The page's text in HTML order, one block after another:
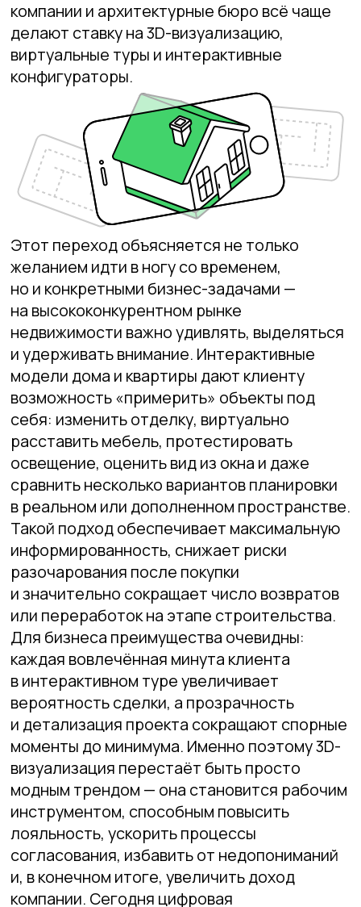
Этот переход объясняется не только
желанием идти в ногу со временем,
но и конкретными бизнес-задачами —
на высококонкурентном рынке
недвижимости важно удивлять, выделяться
и удерживать внимание. Интерактивные
модели дома и квартиры дают клиенту
возможность «примерить» объекты под
себя: изменить отделку, виртуально
расставить мебель, протестировать
освещение, оценить вид из окна и даже
сравнить несколько вариантов планировки
в реальном или дополненном пространстве.
Такой подход обеспечивает максимальную
информированность, снижает риски
разочарования после покупки
и значительно сокращает число возвратов
или переработок на этапе строительства.
Для бизнеса преимущества очевидны:
каждая вовлечённая минута клиента
в интерактивном туре увеличивает
вероятность сделки, а прозрачность
и детализация проекта сокращают спорные
моменты до минимума. Именно поэтому 3D-
визуализация перестаёт быть просто
модным трендом — она становится рабочим
инструментом, способным повысить
лояльность, ускорить процессы
согласования, избавить от недопониманий
и, в конечном итоге, увеличить доход
компании. Сегодня цифровая
презентация — не дополнение, а основа
успешных продаж недвижимости.
Преимущества для
застройщиков и агентств
недвижимости
Повышение доверия
Клиенты ждут сейчас не бумаги
и устных обещаний, а возможности
увидеть будущее жилье до начала
стройки, оценить натуральный свет,
вариант отделки, вид из окна.
Исследования маркетинговых дирекций
GloraX и ведущих девелоперов говорят:
более 70% потенциальных покупателей
считают невозможным принять
решение, не увидев полноценную 3D-
прогулку по объекту (
Классическая реклама здесь
бессильна — нужен интерактив.